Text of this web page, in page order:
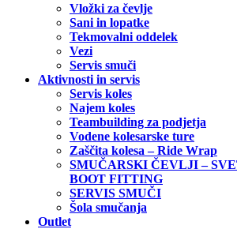
Vložki za čevlje
Sani in lopatke
Tekmovalni oddelek
Vezi
Servis smuči
Aktivnosti in servis
Servis koles
Najem koles
Teambuilding za podjetja
Vodene kolesarske ture
Zaščita kolesa – Ride Wrap
SMUČARSKI ČEVLJI –
BOOT FITTING
SERVIS SMUČI
Šola smučanja
Outlet